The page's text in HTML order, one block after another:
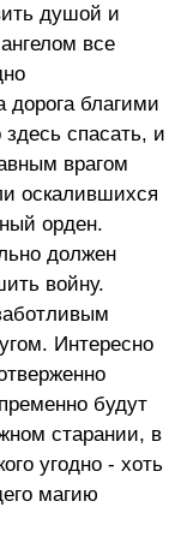
душой и
все
благими
спасать, и
врагом
оскалившихся
орден.
должен
войну.
Интересно
будут
старании, в
угодно - хоть
магию